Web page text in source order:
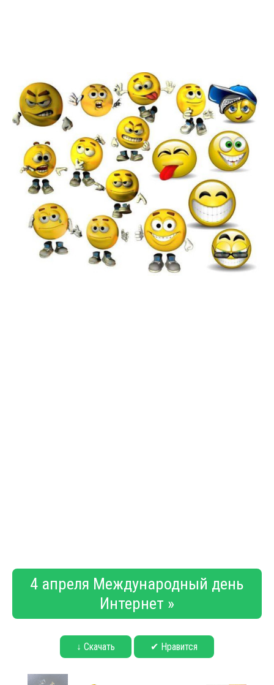
4 апреля Международный день
Интернет »
↓ Скачать ✔ Нравится